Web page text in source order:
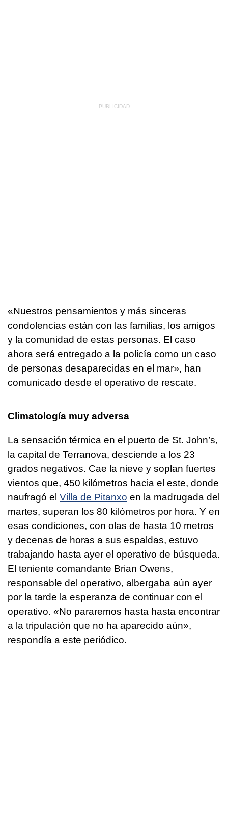
«Nuestros pensamientos y más sinceras
condolencias están con las familias, los amigos
y la comunidad de estas personas. El caso
ahora será entregado a la policía como un caso
de personas desaparecidas en el mar», han
comunicado desde el operativo de rescate.
Climatología muy adversa
La sensación térmica en el puerto de St. John’s,
la capital de Terranova, desciende a los 23
grados negativos. Cae la nieve y soplan fuertes
vientos que, 450 kilómetros hacia el este, donde
naufragó el Villa de Pitanxo en la madrugada del
martes, superan los 80 kilómetros por hora. Y en
esas condiciones, con olas de hasta 10 metros
y decenas de horas a sus espaldas, estuvo
trabajando hasta ayer el operativo de búsqueda.
El teniente comandante Brian Owens,
responsable del operativo, albergaba aún ayer
por la tarde la esperanza de continuar con el
operativo. «No pararemos hasta hasta encontrar
a la tripulación que no ha aparecido aún»,
respondía a este periódico.